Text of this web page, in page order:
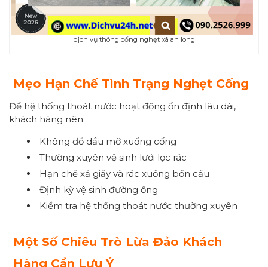
dịch vụ thông cống nghẹt xã an long
Mẹo Hạn Chế Tình Trạng Nghẹt Cống
Để hệ thống thoát nước hoạt động ổn định lâu dài,
khách hàng nên:
Không đổ dầu mỡ xuống cống
Thường xuyên vệ sinh lưới lọc rác
Hạn chế xả giấy và rác xuống bồn cầu
Định kỳ vệ sinh đường ống
Kiểm tra hệ thống thoát nước thường xuyên
Một Số Chiêu Trò Lừa Đảo Khách
Hàng Cần Lưu Ý